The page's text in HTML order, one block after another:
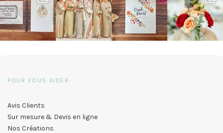
POUR VOUS AIDER
Avis Clients
Sur mesure & Devis en ligne
Nos Créations